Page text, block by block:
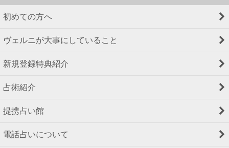
初めての方へ
ヴェルニが大事にしていること
新規登録特典紹介
占術紹介
提携占い館
電話占いについて